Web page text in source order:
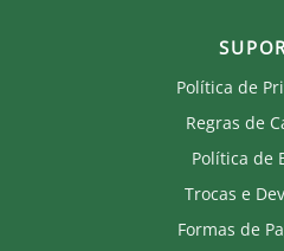
Política de
Regras de
Política de
Trocas e
Formas de